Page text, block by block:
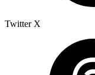
Twitter X